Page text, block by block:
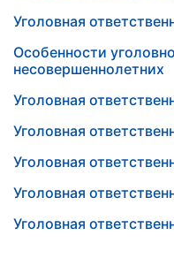
Уголовная
Особенности
несовершеннолетних
Уголовная
Уголовная
Уголовная
Уголовная
Уголовная